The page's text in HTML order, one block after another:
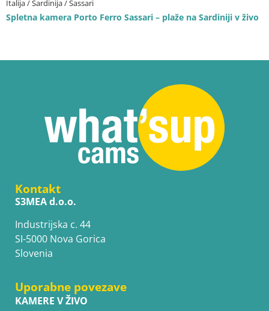
Italija / Sardinija / Sassari
Spletna kamera Porto Ferro Sassari – plaže na Sardiniji v živo
Kontakt
S3MEA d.o.o.
Industrijska c. 44
SI-5000 Nova Gorica
Slovenia
Uporabne povezave
KAMERE V ŽIVO